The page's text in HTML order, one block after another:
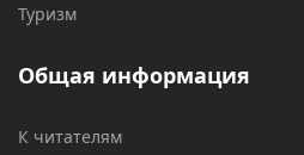
Туризм
Общая информация
К читателям